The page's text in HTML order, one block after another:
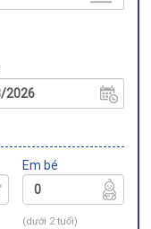
Em bé
(dưới 2 tuổi)